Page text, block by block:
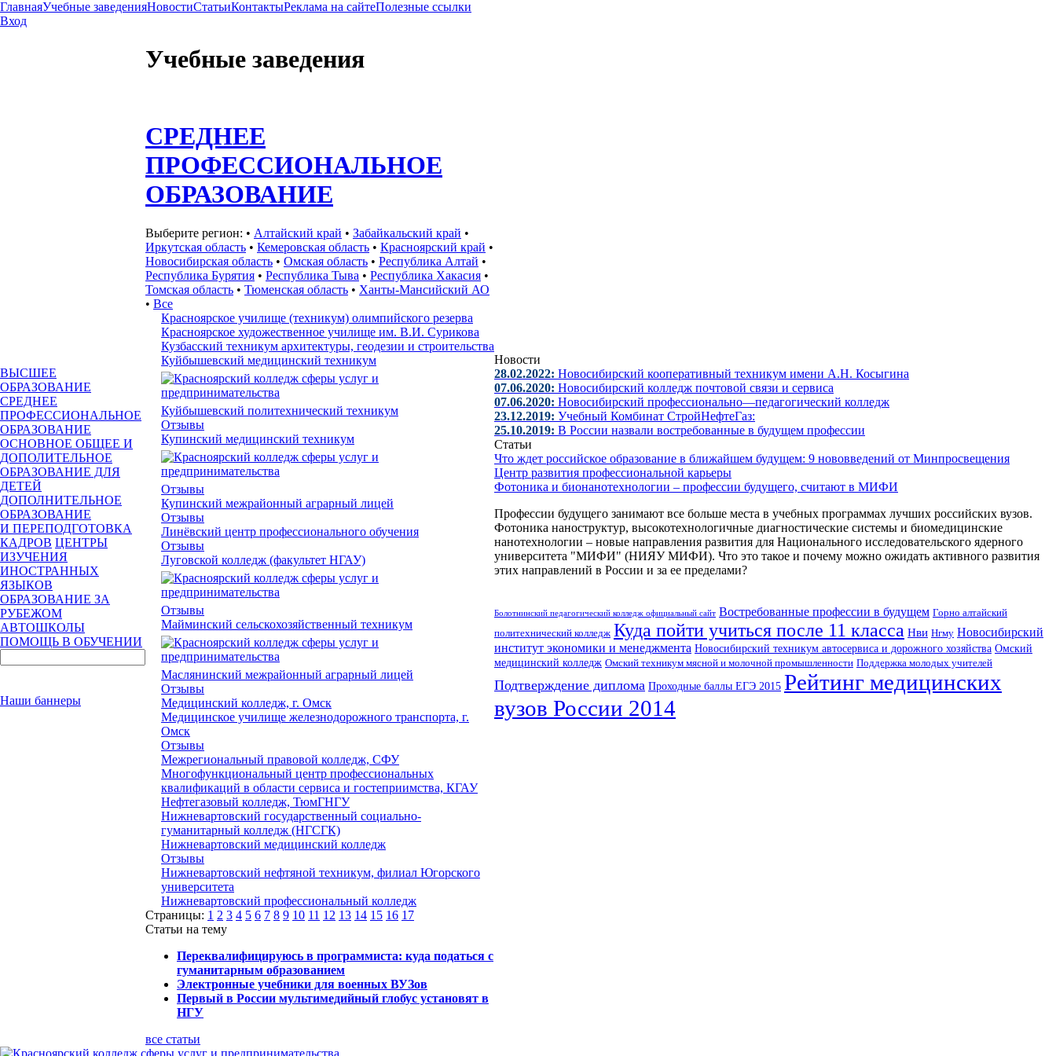
ГлавнаяУчебные заведенияНовостиСтатьиКонтактыРеклама на сайтеПолезные ссылки
Вход
ВЫСШЕЕ
ОБРАЗОВАНИЕ
СРЕДНЕЕ
ПРОФЕССИОНАЛЬНОЕ
ОБРАЗОВАНИЕ
ОСНОВНОЕ ОБЩЕЕ И
ДОПОЛИТЕЛЬНОЕ
ОБРАЗОВАНИЕ ДЛЯ
ДЕТЕЙ
ДОПОЛНИТЕЛЬНОЕ
ОБРАЗОВАНИЕ
И ПЕРЕПОДГОТОВКА
КАДРОВ ЦЕНТРЫ
ИЗУЧЕНИЯ
ИНОСТРАННЫХ
ЯЗЫКОВ
ОБРАЗОВАНИЕ ЗА
РУБЕЖОМ
АВТОШКОЛЫ
ПОМОЩЬ В ОБУЧЕНИИ
Наши баннеры
Учебные заведения
СРЕДНЕЕ
ПРОФЕССИОНАЛЬНОЕ
ОБРАЗОВАНИЕ
Выберите регион: • Алтайский край • Забайкальский край •
Иркутская область • Кемеровская область • Красноярский край •
Новосибирская область • Омская область • Республика Алтай •
Республика Бурятия • Республика Тыва • Республика Хакасия •
Томская область • Тюменская область • Ханты-Мансийский АО
• Все
Красноярское училище (техникум) олимпийского резерва
Красноярское художественное училище им. В.И. Сурикова
Кузбасский техникум архитектуры, геодезии и строительства
Куйбышевский медицинский техникум
Куйбышевский политехнический техникум
Отзывы
Купинский медицинский техникум
Отзывы
Купинский межрайонный аграрный лицей
Отзывы
Линёвский центр профессионального обучения
Отзывы
Луговской колледж (факультет НГАУ)
Отзывы
Майминский сельскохозяйственный техникум
Маслянинский межрайонный аграрный лицей
Отзывы
Медицинский колледж, г. Омск
Медицинское училище железнодорожного транспорта, г.
Омск
Отзывы
Межрегиональный правовой колледж, СФУ
Многофункциональный центр профессиональных
квалификаций в области сервиса и гостеприимства, КГАУ
Нефтегазовый колледж, ТюмГНГУ
Нижневартовский государственный социально-
гуманитарный колледж (НГСГК)
Нижневартовский медицинский колледж
Отзывы
Нижневартовский нефтяной техникум, филиал Югорского
университета
Нижневартовский профессиональный колледж
Страницы: 1 2 3 4 5 6 7 8 9 10 11 12 13 14 15 16 17
Статьи на тему
Переквалифицируюсь в программиста: куда податься с
гуманитарным образованием
Электронные учебники для военных ВУЗов
Первый в России мультимедийный глобус установят в
НГУ
все статьи
Новости
28.02.2022: Новосибирский кооперативный техникум имени А.Н. Косыгина
07.06.2020: Новосибирский колледж почтовой связи и сервиса
07.06.2020: Новосибирский профессионально—педагогический колледж
23.12.2019: Учебный Комбинат СтройНефтеГаз:
25.10.2019: В России назвали востребованные в будущем профессии
Статьи
Что ждет российское образование в ближайшем будущем: 9 нововведений от Минпросвещения
Центр развития профессиональной карьеры
Фотоника и бионанотехнологии – профессии будущего, считают в МИФИ
Профессии будущего занимают все больше места в учебных программах лучших российских вузов.
Фотоника наноструктур, высокотехнологичные диагностические системы и биомедицинские
нанотехнологии – новые направления развития для Национального исследовательского ядерного
университета "МИФИ" (НИЯУ МИФИ). Что это такое и почему можно ожидать активного развития
этих направлений в России и за ее пределами?
Болотнинский педагогический колледж официальный сайт Востребованные профессии в будущем Горно алтайский
политехнический колледж Куда пойти учиться после 11 класса Нви Нгму Новосибирский
институт экономики и менеджмента Новосибирский техникум автосервиса и дорожного хозяйства Омский
медицинский колледж Омский техникум мясной и молочной промышленности Поддержка молодых учителей
Подтверждение диплома Проходные баллы ЕГЭ 2015 Рейтинг медицинских
вузов России 2014